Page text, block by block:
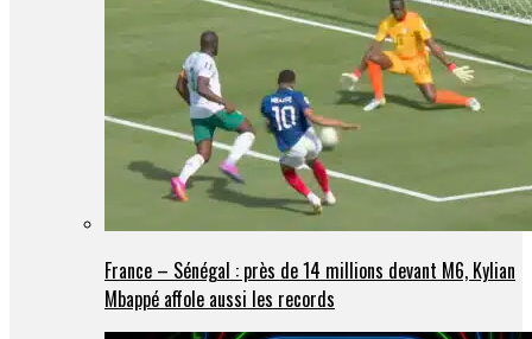
France – Sénégal : près de 14 millions devant M6, Kylian
Mbappé affole aussi les records